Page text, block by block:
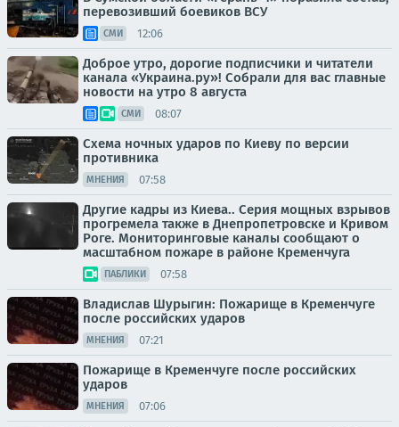
перевозивший боевиков ВСУ
СМИ 12:06
Доброе утро, дорогие подписчики и читатели
канала «Украина.ру»! Собрали для вас главные
новости на утро 8 августа
СМИ 08:07
Схема ночных ударов по Киеву по версии
противника
МНЕНИЯ 07:58
Другие кадры из Киева.. Серия мощных взрывов
прогремела также в Днепропетровске и Кривом
Роге. Мониторинговые каналы сообщают о
масштабном пожаре в районе Кременчуга
ПАБЛИКИ 07:58
Владислав Шурыгин: Пожарище в Кременчуге
после российских ударов
МНЕНИЯ 07:21
Пожарище в Кременчуге после российских
ударов
МНЕНИЯ 07:06